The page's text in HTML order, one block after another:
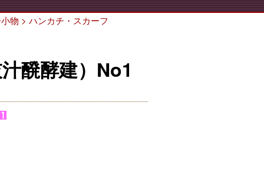
物 > ハンカチ・スカーフ
醗酵建）No1